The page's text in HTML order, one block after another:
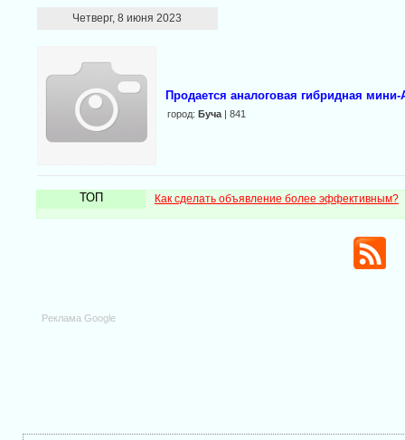
Четверг, 8 июня 2023
Продается аналоговая гибридная
город: Буча| 841
ТОП Как сделать объявление более эффективным?
Реклама Google